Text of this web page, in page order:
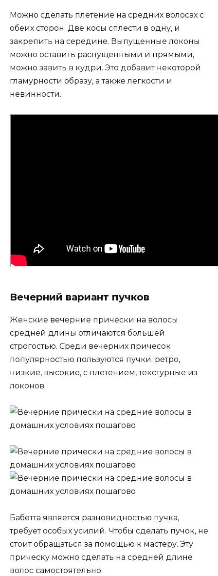
Можно сделать плетение на средних волосах с
обеих сторон. Две косы сплести в одну, и
закрепить на середине. Выпущенные локоны
можно оставить распущенными и прямыми,
можно завить в кудри. Это добавит некоторой
гламурности образу, а также легкости и
невинности.
Вечерний вариант пучков
Женские вечерние прически на волосы
средней длины отличаются большей
строгостью. Среди вечерних причесок
популярностью пользуются пучки: ретро,
низкие, высокие, с плетением, текстурные из
локонов.
Бабетта является разновидностью пучка,
требует особых усилий. Чтобы сделать пучок, не
стоит обращаться за помощью к мастеру. Эту
прическу можно сделать на средней длине
волос самостоятельно.